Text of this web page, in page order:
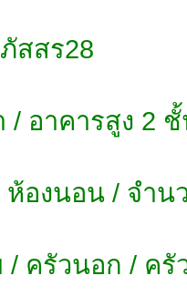
สสร28
/ อาคารสูง 2
องนอน / จำน
/ ครัวนอก / ค